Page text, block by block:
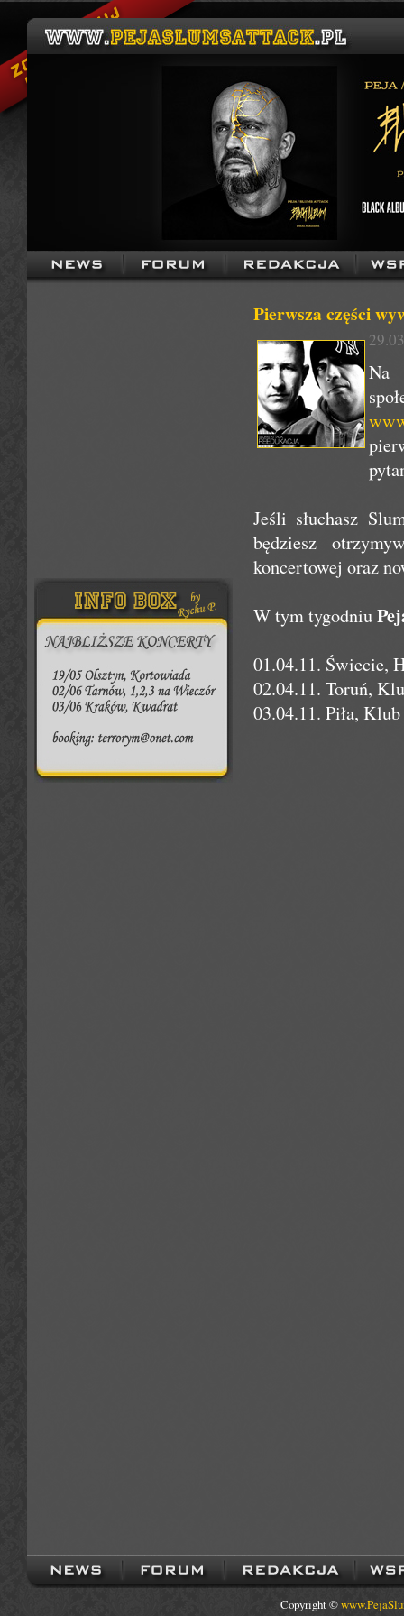
Pierwsza części
Na
Jeśli słuchasz
będziesz
koncertowej oraz
W tym tygodniu
01.04.11. Świecie,
02.04.11. Toruń,
03.04.11. Piła,
Copyright ©